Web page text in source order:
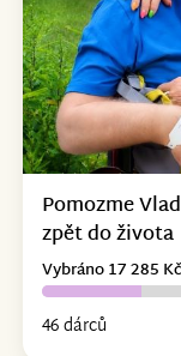
Pomozme
zpět do života
46 dárců
Vybráno 17 285